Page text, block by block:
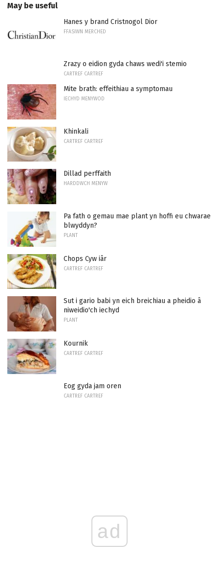
May be useful
Hanes y brand Cristnogol Dior
FFASIWN MERCHED
Zrazy o eidion gyda chaws wedi'i stemio
CARTREF CARTREF
Mite brath: effeithiau a symptomau
IECHYD MENYWOD
Khinkali
CARTREF CARTREF
Dillad perffaith
HARDDWCH MENYW
Pa fath o gemau mae plant yn hoffi eu chwarae
blwyddyn?
PLANT
Chops Cyw iâr
CARTREF CARTREF
Sut i gario babi yn eich breichiau a pheidio â
niweidio'ch iechyd
PLANT
Kournik
CARTREF CARTREF
Eog gyda jam oren
CARTREF CARTREF
ad